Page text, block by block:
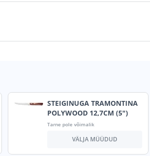
STEIGINUGA TRAMONTINA
POLYWOOD 12,7CM (5")
Tarne pole võimalik
VÄLJA MÜÜDUD